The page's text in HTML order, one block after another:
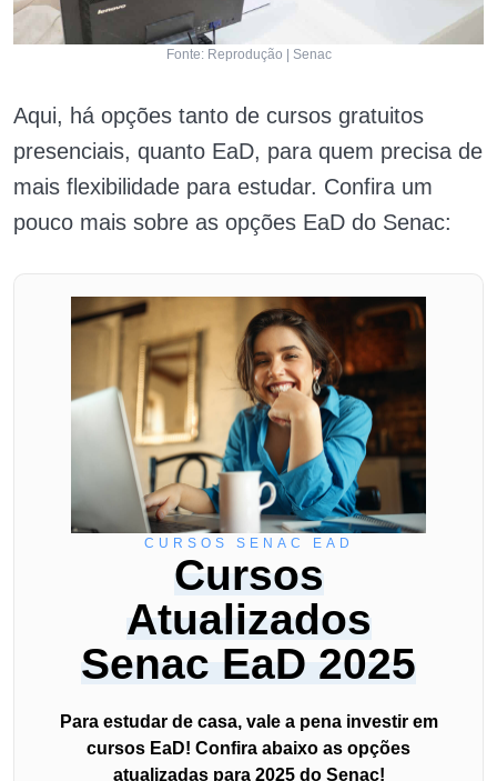
Fonte: Reprodução | Senac
Aqui, há opções tanto de cursos gratuitos
presenciais, quanto EaD, para quem precisa de
mais flexibilidade para estudar. Confira um
pouco mais sobre as opções EaD do Senac:
CURSOS SENAC EAD
Cursos
Atualizados
Senac EaD 2025
Para estudar de casa, vale a pena investir em
cursos EaD! Confira abaixo as opções
atualizadas para 2025 do Senac!